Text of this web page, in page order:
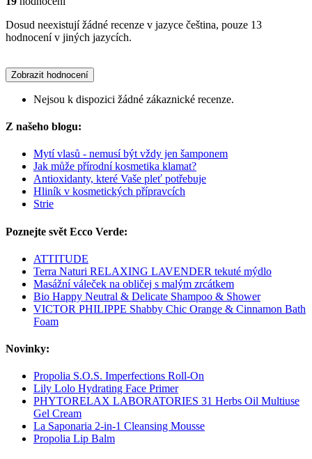
Dosud neexistují žádné recenze v jazyce čeština, pouze 13
hodnocení v jiných jazycích.
Zobrazit hodnocení
Nejsou k dispozici žádné zákaznické recenze.
Z našeho blogu:
Mytí vlasů - nemusí být vždy jen šamponem
Jak může přírodní kosmetika klamat?
Antioxidanty, které Vaše pleť potřebuje
Hliník v kosmetických přípravcích
Strie
Poznejte svět Ecco Verde:
ATTITUDE
Terra Naturi RELAXING LAVENDER tekuté mýdlo
Masážní váleček na obličej s malým zrcátkem
Bio Happy Neutral & Delicate Shampoo & Shower
VICTOR PHILIPPE Shabby Chic Orange & Cinnamon Bath
Foam
Novinky:
Propolia S.O.S. Imperfections Roll-On
Lily Lolo Hydrating Face Primer
PHYTORELAX LABORATORIES 31 Herbs Oil Multiuse
Gel Cream
La Saponaria 2-in-1 Cleansing Mousse
Propolia Lip Balm